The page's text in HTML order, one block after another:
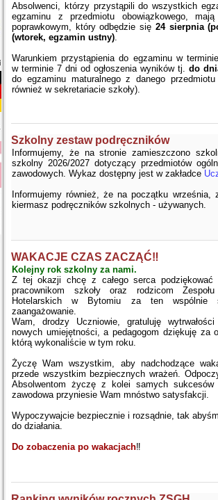
Absolwenci, którzy przystąpili do wszystkich
egzaminu z przedmiotu obowiązkowego,
poprawkowym, który odbędzie się 24 sierpnia
(wtorek, egzamin ustny).
Warunkiem przystąpienia do egzaminu w
w terminie 7 dni od ogłoszenia wyników tj. do
do egzaminu maturalnego z danego
również w sekretariacie szkoły).
Szkolny zestaw podręczników
Informujemy, że na stronie zamieszczono
szkolny 2026/2027 dotyczący przedmiotów
zawodowych. Wykaz dostępny jest w zakładce
Informujemy również, że na początku września,
kiermasz podręczników szkolnych - używanych.
WAKACJE CZAS ZACZĄĆ‼️
Kolejny rok szkolny za nami.
Z tej okazji chcę z całego serca podziękować
pracownikom szkoły oraz rodzicom
Hotelarskich w Bytomiu za ten
zaangażowanie.
Wam, drodzy Uczniowie, gratuluję
nowych umiejętności, a pedagogom dziękuję za
którą wykonaliście w tym roku.
Życzę Wam wszystkim, aby nadchodzące
przede wszystkim bezpiecznych wrażeń.
Absolwentom życzę z kolei samych
zawodowa przyniesie Wam mnóstwo satysfakcji.
Wypoczywajcie bezpiecznie i rozsądnie, tak
do działania.
Do zobaczenia po wakacjach‼️